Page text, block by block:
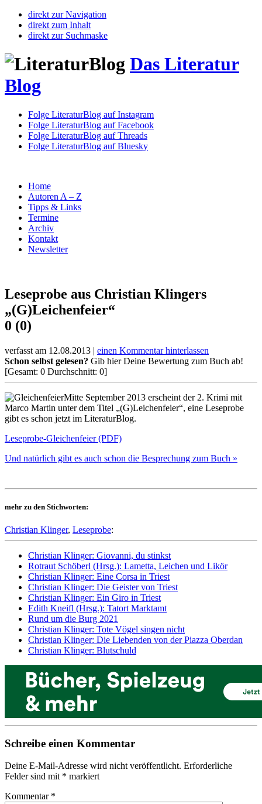
direkt zur Navigation
direkt zum Inhalt
direkt zur Suchmaske
Das Literatur
Blog
Folge LiteraturBlog auf Instagram
Folge LiteraturBlog auf Facebook
Folge LiteraturBlog auf Threads
Folge LiteraturBlog auf Bluesky
Home
Autoren A – Z
Tipps & Links
Termine
Archiv
Kontakt
Newsletter
Leseprobe aus Christian Klingers
„(G)Leichenfeier“
0 (0)
verfasst am 12.08.2013 | einen Kommentar hinterlassen
Schon selbst gelesen? Gib hier Deine Bewertung zum Buch ab!
[Gesamt: 0 Durchschnitt: 0]
Mitte September 2013 erscheint der 2. Krimi mit
Marco Martin unter dem Titel „(G)Leichenfeier“, eine Leseprobe
gibt es schon jetzt im LiteraturBlog.
Leseprobe-Gleichenfeier (PDF)
Und natürlich gibt es auch schon die Besprechung zum Buch »
mehr zu den Stichworten:
Christian Klinger, Leseprobe:
Christian Klinger: Giovanni, du stinkst
Rotraut Schöberl (Hrsg.): Lametta, Leichen und Likör
Christian Klinger: Eine Corsa in Triest
Christian Klinger: Die Geister von Triest
Christian Klinger: Ein Giro in Triest
Edith Kneifl (Hrsg.): Tatort Marktamt
Rund um die Burg 2021
Christian Klinger: Tote Vögel singen nicht
Christian Klinger: Die Liebenden von der Piazza Oberdan
Christian Klinger: Blutschuld
Schreibe einen Kommentar
Deine E-Mail-Adresse wird nicht veröffentlicht. Erforderliche
Felder sind mit * markiert
Kommentar *